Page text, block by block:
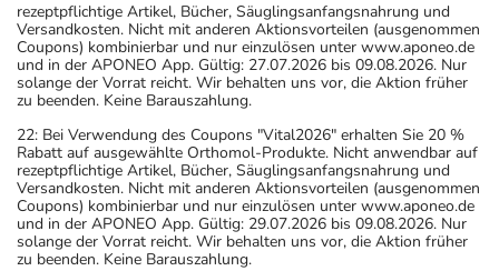
rezeptpflichtige Artikel, Bücher, Säuglingsanfangsnahrung und
Versandkosten. Nicht mit anderen Aktionsvorteilen (ausgenommen
Coupons) kombinierbar und nur einzulösen unter www.aponeo.de
und in der APONEO App. Gültig: 27.07.2026 bis 09.08.2026. Nur
solange der Vorrat reicht. Wir behalten uns vor, die Aktion früher
zu beenden. Keine Barauszahlung.
22: Bei Verwendung des Coupons "Vital2026" erhalten Sie 20 %
Rabatt auf ausgewählte Orthomol-Produkte. Nicht anwendbar auf
rezeptpflichtige Artikel, Bücher, Säuglingsanfangsnahrung und
Versandkosten. Nicht mit anderen Aktionsvorteilen (ausgenommen
Coupons) kombinierbar und nur einzulösen unter www.aponeo.de
und in der APONEO App. Gültig: 29.07.2026 bis 09.08.2026. Nur
solange der Vorrat reicht. Wir behalten uns vor, die Aktion früher
zu beenden. Keine Barauszahlung.